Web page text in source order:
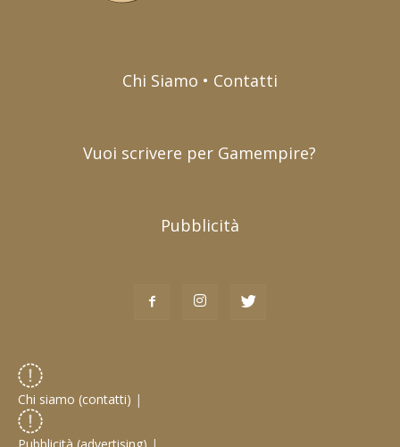
Chi Siamo • Contatti
Vuoi scrivere per Gamempire?
Pubblicità
Chi siamo (contatti) |